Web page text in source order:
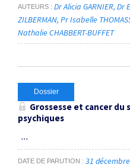
AUTEURS Dr Alicia GARNIER Dr
ZILBERMAN Pr Isabelle
Nathalie CHABBERT-BUFFET
Dossier
Grossesse et cancer
psychiques
...
DATE DE PARUTION 31